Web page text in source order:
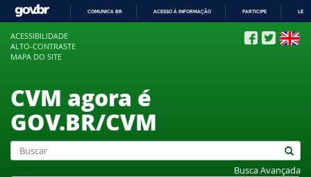
COMUNICA BR ACESSO À INFORMAÇÃO PARTICIPE
ACESSIBILIDADE
ALTO-CONTRASTE
MAPA DO SITE
CVM agora é
GOV.BR/CVM
Busca Avançada